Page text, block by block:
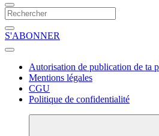
S'ABONNER
Autorisation de publication de ta
Mentions légales
CGU
Politique de confidentialité